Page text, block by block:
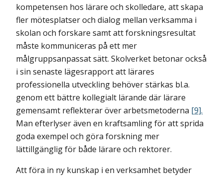
kompetensen hos lärare och skolledare, att skapa
fler mötesplatser och dialog mellan verksamma i
skolan och forskare samt att forskningsresultat
måste kommuniceras på ett mer
målgruppsanpassat sätt. Skolverket betonar också
i sin senaste lägesrapport att lärares
professionella utveckling behöver stärkas bl.a.
genom ett bättre kollegialt lärande där lärare
gemensamt reflekterar över arbetsmetoderna [9].
Man efterlyser även en kraftsamling för att sprida
goda exempel och göra forskning mer
lättillgänglig för både lärare och rektorer.
Att föra in ny kunskap i en verksamhet betyder